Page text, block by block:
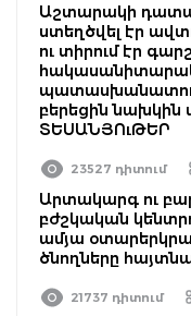
Աշտարակի
ստեղծվել էր
ու տիրում էր
բերեցին
ՏԵՍԱՆՅՈւԹԵՐ
23527 դիտում
Արտակարգ ու
բժշկական
ամյա
ծնողները
21737 դիտում